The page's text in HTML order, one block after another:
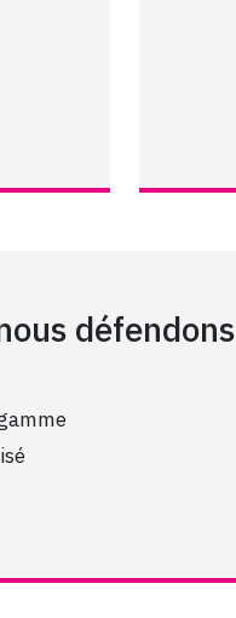
défendons